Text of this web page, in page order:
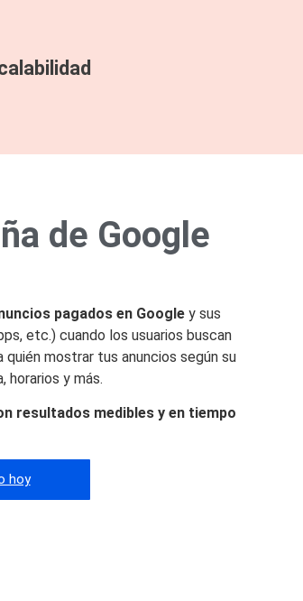
de Google
pagados en Google y sus
etc.) cuando los usuarios buscan
mostrar tus anuncios según su
horarios y más.
resultados medibles y en tiempo
hoy